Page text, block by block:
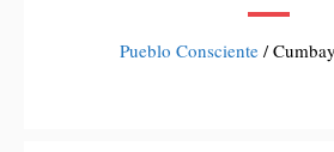
Pueblo Consciente /